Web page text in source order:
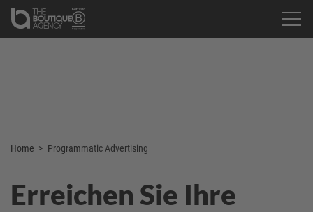
Home > Programmatic Advertising
Erreichen Sie Ihre